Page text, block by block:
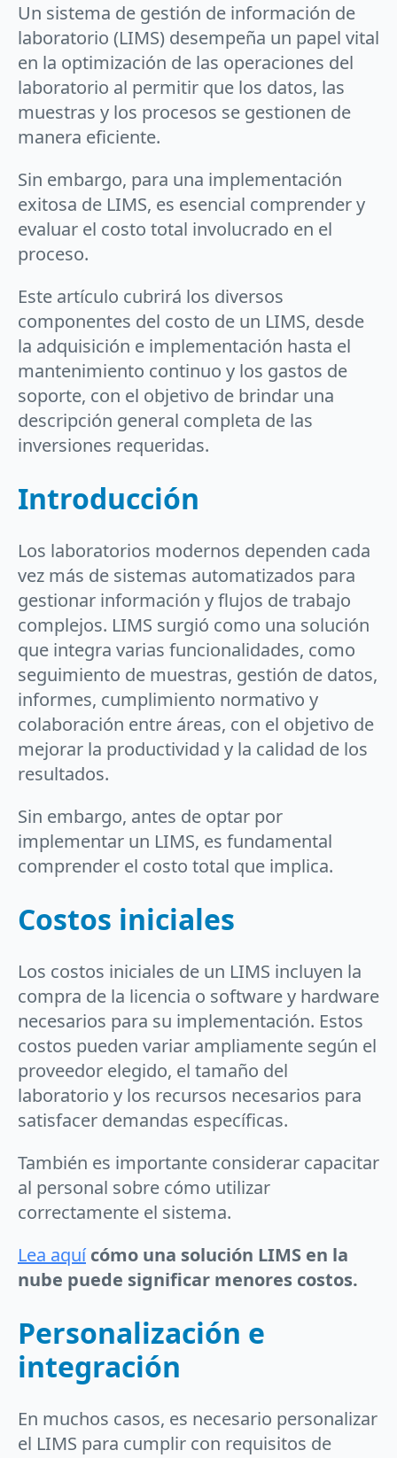
Un sistema de gestión de información de
laboratorio (LIMS) desempeña un papel vital
en la optimización de las operaciones del
laboratorio al permitir que los datos, las
muestras y los procesos se gestionen de
manera eficiente.
Sin embargo, para una implementación
exitosa de LIMS, es esencial comprender y
evaluar el costo total involucrado en el
proceso.
Este artículo cubrirá los diversos
componentes del costo de un LIMS, desde
la adquisición e implementación hasta el
mantenimiento continuo y los gastos de
soporte, con el objetivo de brindar una
descripción general completa de las
inversiones requeridas.
Introducción
Los laboratorios modernos dependen cada
vez más de sistemas automatizados para
gestionar información y flujos de trabajo
complejos. LIMS surgió como una solución
que integra varias funcionalidades, como
seguimiento de muestras, gestión de datos,
informes, cumplimiento normativo y
colaboración entre áreas, con el objetivo de
mejorar la productividad y la calidad de los
resultados.
Sin embargo, antes de optar por
implementar un LIMS, es fundamental
comprender el costo total que implica.
Costos iniciales
Los costos iniciales de un LIMS incluyen la
compra de la licencia o software y hardware
necesarios para su implementación. Estos
costos pueden variar ampliamente según el
proveedor elegido, el tamaño del
laboratorio y los recursos necesarios para
satisfacer demandas específicas.
También es importante considerar capacitar
al personal sobre cómo utilizar
correctamente el sistema.
Lea aquí cómo una solución LIMS en la
nube puede significar menores costos.
Personalización e
integración
En muchos casos, es necesario personalizar
el LIMS para cumplir con requisitos de